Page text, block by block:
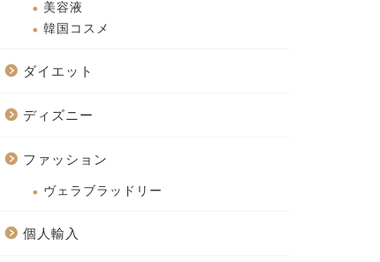
美容液
韓国コスメ
ダイエット
ディズニー
ファッション
ヴェラブラッドリー
個人輸入